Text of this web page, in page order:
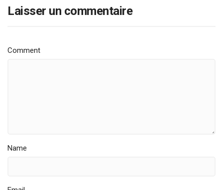
Laisser un commentaire
Comment
Name